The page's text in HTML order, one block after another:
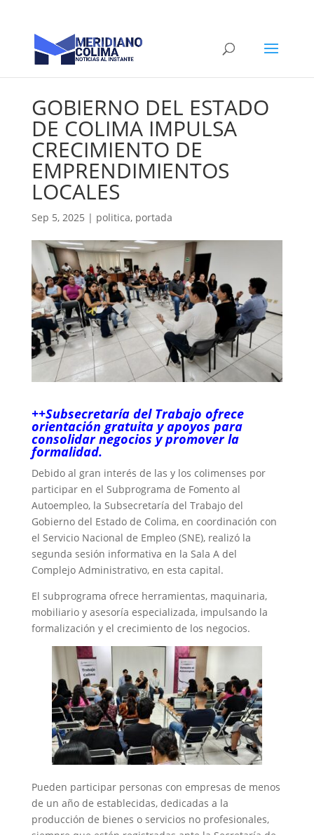
GOBIERNO DEL ESTADO
DE COLIMA IMPULSA
CRECIMIENTO DE
EMPRENDIMIENTOS
LOCALES
Sep 5, 2025 | politica, portada
++Subsecretaría del Trabajo ofrece
orientación gratuita y apoyos para
consolidar negocios y promover la
formalidad.
Debido al gran interés de las y los colimenses por
participar en el Subprograma de Fomento al
Autoempleo, la Subsecretaría del Trabajo del
Gobierno del Estado de Colima, en coordinación con
el Servicio Nacional de Empleo (SNE), realizó la
segunda sesión informativa en la Sala A del
Complejo Administrativo, en esta capital.
El subprograma ofrece herramientas, maquinaria,
mobiliario y asesoría especializada, impulsando la
formalización y el crecimiento de los negocios.
Pueden participar personas con empresas de menos
de un año de establecidas, dedicadas a la
producción de bienes o servicios no profesionales,